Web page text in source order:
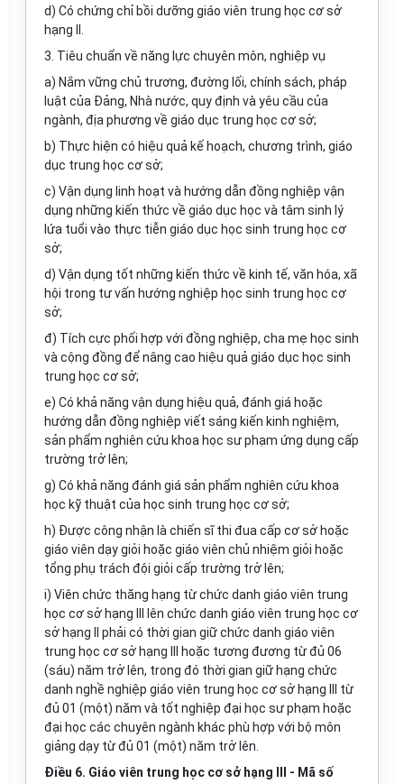
d) Có chứng chỉ bồi dưỡng giáo viên trung học cơ sở
hạng II.
3. Tiêu chuẩn về năng lực chuyên môn, nghiệp vụ
a) Nắm vững chủ trương, đường lối, chính sách, pháp
luật của Đảng, Nhà nước, quy định và yêu cầu của
ngành, địa phương về giáo dục trung học cơ sở;
b) Thực hiện có hiệu quả kế hoạch, chương trình, giáo
dục trung học cơ sở;
c) Vận dụng linh hoạt và hướng dẫn đồng nghiệp vận
dụng những kiến thức về giáo dục học và tâm sinh lý
lứa tuổi vào thực tiễn giáo dục học sinh trung học cơ
sở;
d) Vận dụng tốt những kiến thức về kinh tế, văn hóa, xã
hội trong tư vấn hướng nghiệp học sinh trung học cơ
sở;
đ) Tích cực phối hợp với đồng nghiệp, cha mẹ học sinh
và cộng đồng để nâng cao hiệu quả giáo dục học sinh
trung học cơ sở;
e) Có khả năng vận dụng hiệu quả, đánh giá hoặc
hướng dẫn đồng nghiệp viết sáng kiến kinh nghiệm,
sản phẩm nghiên cứu khoa học sư phạm ứng dụng cấp
trường trở lên;
g) Có khả năng đánh giá sản phẩm nghiên cứu khoa
học kỹ thuật của học sinh trung học cơ sở;
h) Được công nhận là chiến sĩ thi đua cấp cơ sở hoặc
giáo viên dạy giỏi hoặc giáo viên chủ nhiệm giỏi hoặc
tổng phụ trách đội giỏi cấp trường trở lên;
i) Viên chức thăng hạng từ chức danh giáo viên trung
học cơ sở hạng III lên chức danh giáo viên trung học cơ
sở hạng II phải có thời gian giữ chức danh giáo viên
trung học cơ sở hạng III hoặc tương đương từ đủ 06
(sáu) năm trở lên, trong đó thời gian giữ hạng chức
danh nghề nghiệp giáo viên trung học cơ sở hạng III từ
đủ 01 (một) năm và tốt nghiệp đại học sư phạm hoặc
đại học các chuyên ngành khác phù hợp với bộ môn
giảng dạy từ đủ 01 (một) năm trở lên.
Điều 6. Giáo viên trung học cơ sở hạng III - Mã số